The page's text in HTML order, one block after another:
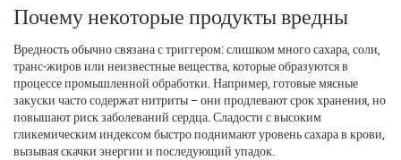
Почему некоторые продукты вредны
Вредность обычно связана с триггером: слишком много сахара, соли,
транс‑жиров или неизвестные вещества, которые образуются в
процессе промышленной обработки. Например, готовые мясные
закуски часто содержат нитриты – они продлевают срок хранения, но
повышают риск заболеваний сердца. Сладости с высоким
гликемическим индексом быстро поднимают уровень сахара в крови,
вызывая скачки энергии и последующий упадок.